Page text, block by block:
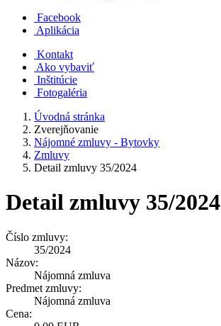
Facebook
Aplikácia
Kontakt
Ako vybaviť
Inštitúcie
Fotogaléria
Úvodná stránka
Zverejňovanie
Nájomné zmluvy - Bytovky
Zmluvy
Detail zmluvy 35/2024
Detail zmluvy 35/2024
Číslo zmluvy:
35/2024
Názov:
Nájomná zmluva
Predmet zmluvy:
Nájomná zmluva
Cena: